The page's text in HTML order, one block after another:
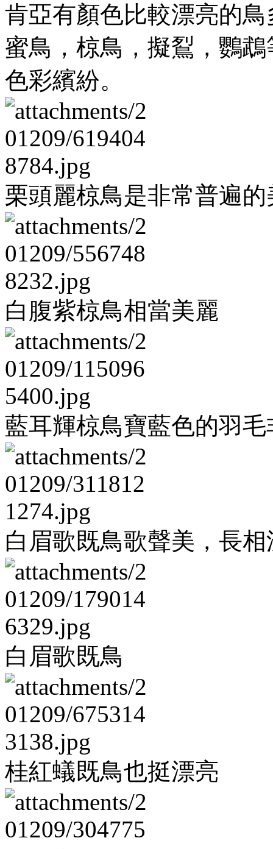
肯亞有顏色比較漂亮的
蜜鳥，椋鳥，擬鴷，鸚
色彩繽紛。
栗頭麗椋鳥是非常普遍
白腹紫椋鳥相當美麗
藍耳輝椋鳥寶藍色的羽
白眉歌既鳥歌聲美，長
白眉歌既鳥
桂紅蟻既鳥也挺漂亮